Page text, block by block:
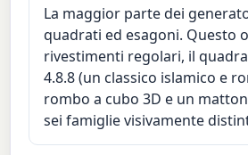
La maggior parte dei
quadrati ed esagoni. Questo
rivestimenti regolari, il
4.8.8 (un classico islamico e
rombo a cubo 3D e un
sei famiglie visivamente